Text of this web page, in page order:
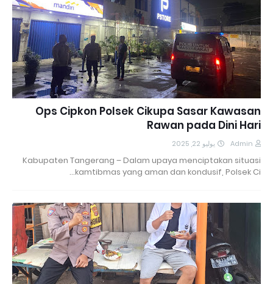
Ops Cipkon Polsek Cikupa Sasar Kawasan
Rawan pada Dini Hari
Admin يوليو 22, 2025
Kabupaten Tangerang – Dalam upaya menciptakan situasi
kamtibmas yang aman dan kondusif, Polsek Ci…